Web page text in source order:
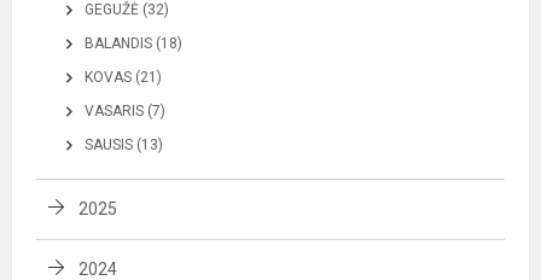
GEGUŽĖ (32)
BALANDIS (18)
KOVAS (21)
VASARIS (7)
SAUSIS (13)
2025
2024